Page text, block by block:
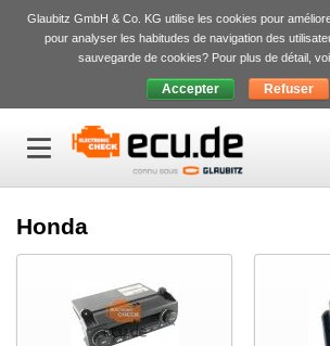
Glaubitz GmbH & Co. KG utilise les cookies pour
pour analyser les habitudes de navigation des
sauvegarde de cookies? Pour plus de détail,
Honda